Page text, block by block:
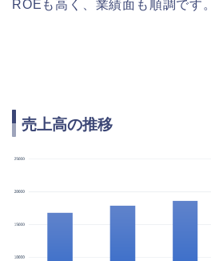
ROEも高く、業績面も順調です。
売上高の推移